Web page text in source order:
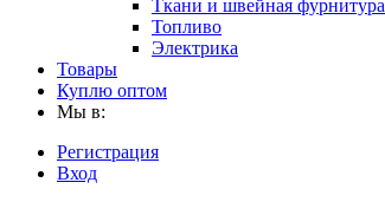
Ткани и швейная фурнитура
Топливо
Электрика
Товары
Куплю оптом
Мы в:
Регистрация
Вход